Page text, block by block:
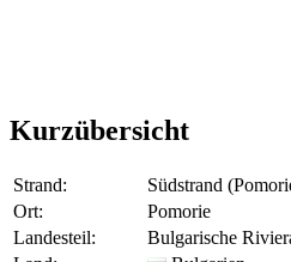
Kurzübersicht
Strand:
Südstrand
Ort:
Pomorie
Landesteil:
Bulgarische